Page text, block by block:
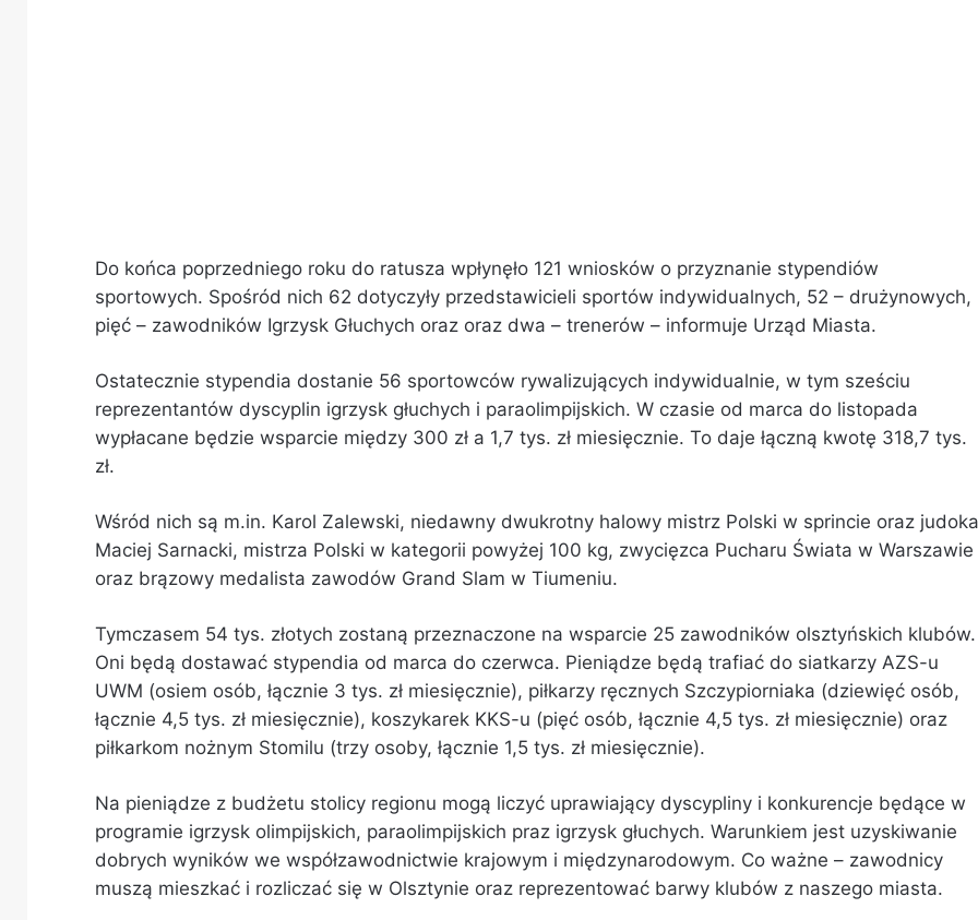
Do końca poprzedniego roku do ratusza wpłynęło 121 wniosków o przyznanie stypendiów
sportowych. Spośród nich 62 dotyczyły przedstawicieli sportów indywidualnych, 52 – drużynowych,
pięć – zawodników Igrzysk Głuchych oraz oraz dwa – trenerów – informuje Urząd Miasta.
Ostatecznie stypendia dostanie 56 sportowców rywalizujących indywidualnie, w tym sześciu
reprezentantów dyscyplin igrzysk głuchych i paraolimpijskich. W czasie od marca do listopada
wypłacane będzie wsparcie między 300 zł a 1,7 tys. zł miesięcznie. To daje łączną kwotę 318,7 tys.
zł.
Wśród nich są m.in. Karol Zalewski, niedawny dwukrotny halowy mistrz Polski w sprincie oraz judoka
Maciej Sarnacki, mistrza Polski w kategorii powyżej 100 kg, zwycięzca Pucharu Świata w Warszawie
oraz brązowy medalista zawodów Grand Slam w Tiumeniu.
Tymczasem 54 tys. złotych zostaną przeznaczone na wsparcie 25 zawodników olsztyńskich klubów.
Oni będą dostawać stypendia od marca do czerwca. Pieniądze będą trafiać do siatkarzy AZS-u
UWM (osiem osób, łącznie 3 tys. zł miesięcznie), piłkarzy ręcznych Szczypiorniaka (dziewięć osób,
łącznie 4,5 tys. zł miesięcznie), koszykarek KKS-u (pięć osób, łącznie 4,5 tys. zł miesięcznie) oraz
piłkarkom nożnym Stomilu (trzy osoby, łącznie 1,5 tys. zł miesięcznie).
Na pieniądze z budżetu stolicy regionu mogą liczyć uprawiający dyscypliny i konkurencje będące w
programie igrzysk olimpijskich, paraolimpijskich praz igrzysk głuchych. Warunkiem jest uzyskiwanie
dobrych wyników we współzawodnictwie krajowym i międzynarodowym. Co ważne – zawodnicy
muszą mieszkać i rozliczać się w Olsztynie oraz reprezentować barwy klubów z naszego miasta.